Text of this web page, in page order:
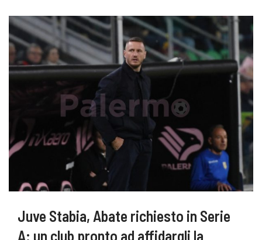
Juve Stabia, Abate richiesto in Serie
A: un club pronto ad affidargli la